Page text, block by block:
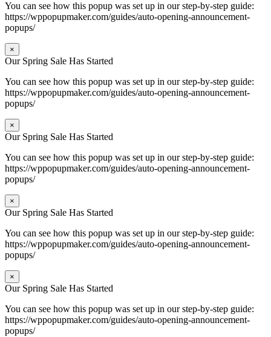
You can see how this popup was set up in our step-by-step guide:
https://wppopupmaker.com/guides/auto-opening-announcement-
popups/
×
Our Spring Sale Has Started
You can see how this popup was set up in our step-by-step guide:
https://wppopupmaker.com/guides/auto-opening-announcement-
popups/
×
Our Spring Sale Has Started
You can see how this popup was set up in our step-by-step guide:
https://wppopupmaker.com/guides/auto-opening-announcement-
popups/
×
Our Spring Sale Has Started
You can see how this popup was set up in our step-by-step guide:
https://wppopupmaker.com/guides/auto-opening-announcement-
popups/
×
Our Spring Sale Has Started
You can see how this popup was set up in our step-by-step guide:
https://wppopupmaker.com/guides/auto-opening-announcement-
popups/